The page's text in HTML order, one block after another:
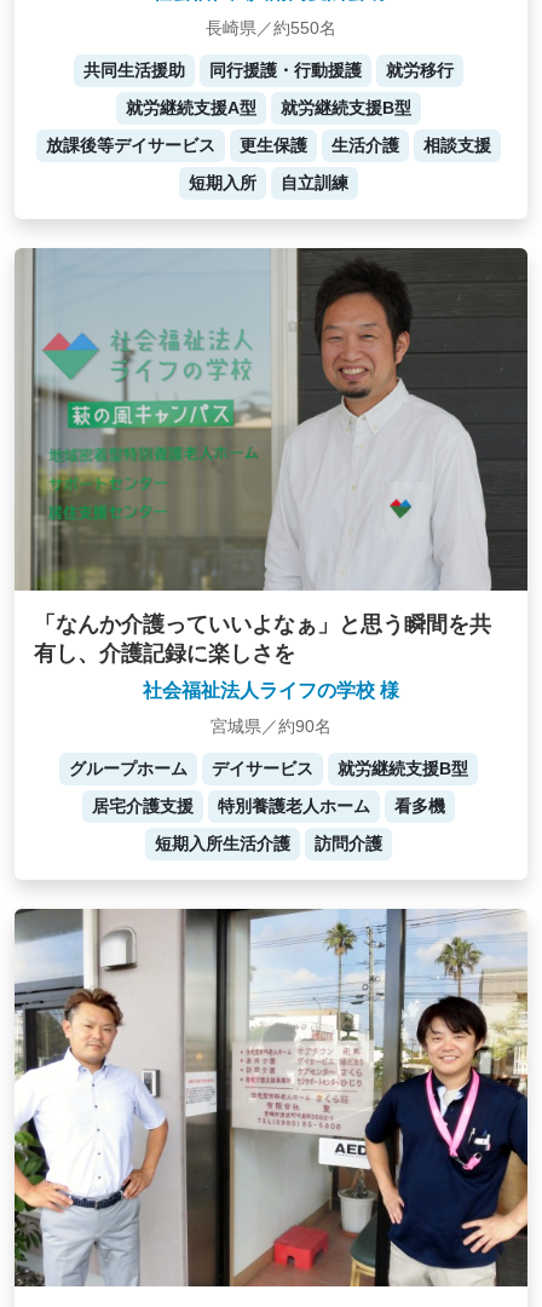
長崎県／約550名
共同生活援助 同行援護・行動援護
就労移行
就労継続支援A型
就労継続支援B型
放課後等デイサービス
更生保護 生活介護
相談支援
短期入所
自立訓練
「なんか介護っていいよなぁ」と思う瞬間を共
有し、介護記録に楽しさを
社会福祉法人ライフの学校 様
宮城県／約90名
グループホーム デイサービス
就労継続支援B型
居宅介護支援
特別養護老人ホーム
看多機
短期入所生活介護
訪問介護